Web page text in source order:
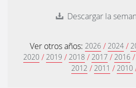
Descargar la
Ver otros años: 2026 / 2024 /
2020 / 2019 / 2018 / 2017 / 2016 /
2012 / 2011 / 2010